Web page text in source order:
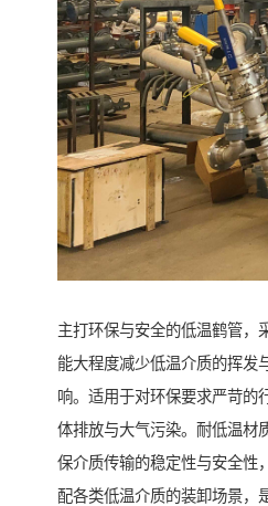
主打环保与安全的低温鹤管，
能大程度减少低温介质的挥发
响。适用于对环保要求严苛的
体排放与大气污染。耐低温材
保介质传输的稳定性与安全性
配各类低温介质的装卸场景，